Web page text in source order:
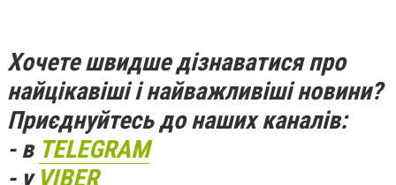
Хочете швидше дізнаватися про
найцікавіші і найважливіші новини?
Приєднуйтесь до наших каналів:
- в TELEGRAM
- у VIBER